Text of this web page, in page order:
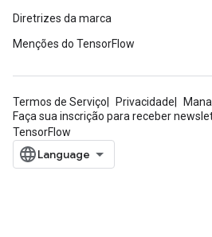
Diretrizes da marca
Menções do TensorFlow
Termos de Serviço Privacidade
Faça sua inscrição para receber
TensorFlow